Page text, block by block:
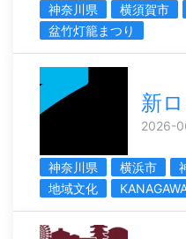
神奈川県 横須賀市
盆竹灯籠まつり
新
2026-
神奈川県 横浜市
地域文化